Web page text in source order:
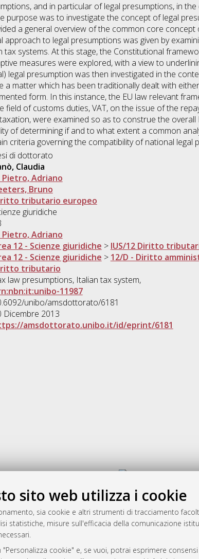
sito web utilizza i cookie
sia cookie e altri strumenti di tracciamento
statistiche, misure sull'efficacia della comunicazione
cookie" e, se vuoi, potrai esprimere
and in particular of legal presumptions, in
purpose was to investigate the concept of legal
a general overview of the common core
approach to legal presumptions was given by
tax systems. At this stage, the Constitutional
measures were explored, with a view to
legal presumption was then investigated in the
matter which has been traditionally dealt with
form. In this instance, the EU law relevant
field of customs duties, VAT, on the issue of the
were examined so as to construe the
of determining if and to what extent a common
criteria governing the compatibility of national legal
di dottorato
Claudia
Pietro, Adriano
Bruno
tributario europeo
giuridiche
Pietro, Adriano
12 - Scienze giuridiche > IUS/12 Diritto
12 - Scienze giuridiche > 12/D - Diritto
tributario
law presumptions, Italian tax system,
11987
unibo/amsdottorato/6181
Dicembre 2013
amsdottorato.unibo.it/id/eprint/6181
gestito da